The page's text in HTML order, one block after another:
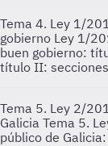
Tema 4. Ley 1/
gobierno Ley 1/
buen gobierno:
título II:
Tema 5. Ley 2/
Galicia Tema 5.
público de